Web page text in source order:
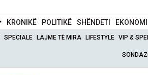
KRONIKË POLITIKË SHËNDETI EKONOMI
SPECIALE LAJME TË MIRA LIFESTYLE VIP &